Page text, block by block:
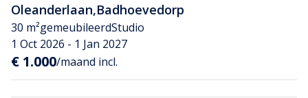
Oleanderlaan,Badhoevedorp
30 m²gemeubileerdStudio
1 Oct 2026 - 1 Jan 2027
€ 1.000/maand incl.